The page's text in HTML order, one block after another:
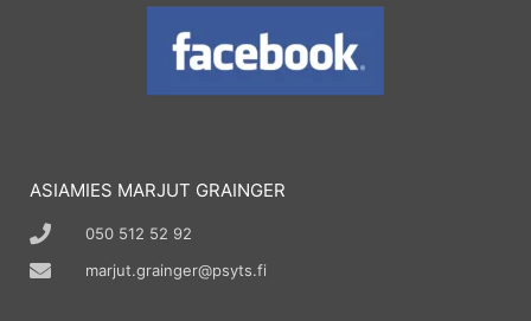
ASIAMIES MARJUT GRAINGER
050 512 52 92
marjut.grainger@psyts.fi